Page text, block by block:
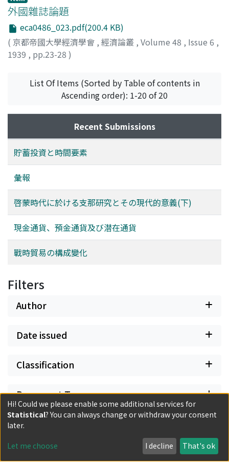
外國雜誌論題
eca0486_023.pdf(200.4 KB)
( 京都帝國大學經濟學會 , 經濟論叢 , Volume 48 , Issue 6 ,
1939 , pp.23-28 )
List Of Items (Sorted by Table of contents in
Ascending order): 1-20 of 20
Recent Submissions
貯蓄投資と時間要素
彙報
啓蒙時代に於ける支那研究とその現代的意義(下)
現金通貨、預金通貨及び潜在通貨
戰時貿易の構成變化
Filters
Author
Date issued
Classification
Document Type
Has files
Hi! Could we please enable some additional services for
Statistical? You can always change or withdraw your consent
later.
Let me choose I decline That's ok